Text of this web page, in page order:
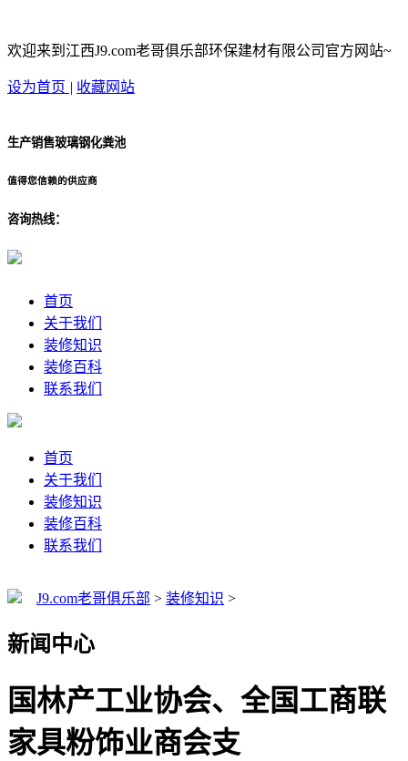
欢迎来到江西J9.com老哥俱乐部环保建材有限公司官方网站~
设为首页 | 收藏网站
生产销售玻璃钢化粪池
值得您信赖的供应商
咨询热线：
首页
关于我们
装修知识
装修百科
联系我们
首页
关于我们
装修知识
装修百科
联系我们
J9.com老哥俱乐部 > 装修知识 >
新闻中心
国林产工业协会、全国工商联
家具粉饰业商会支